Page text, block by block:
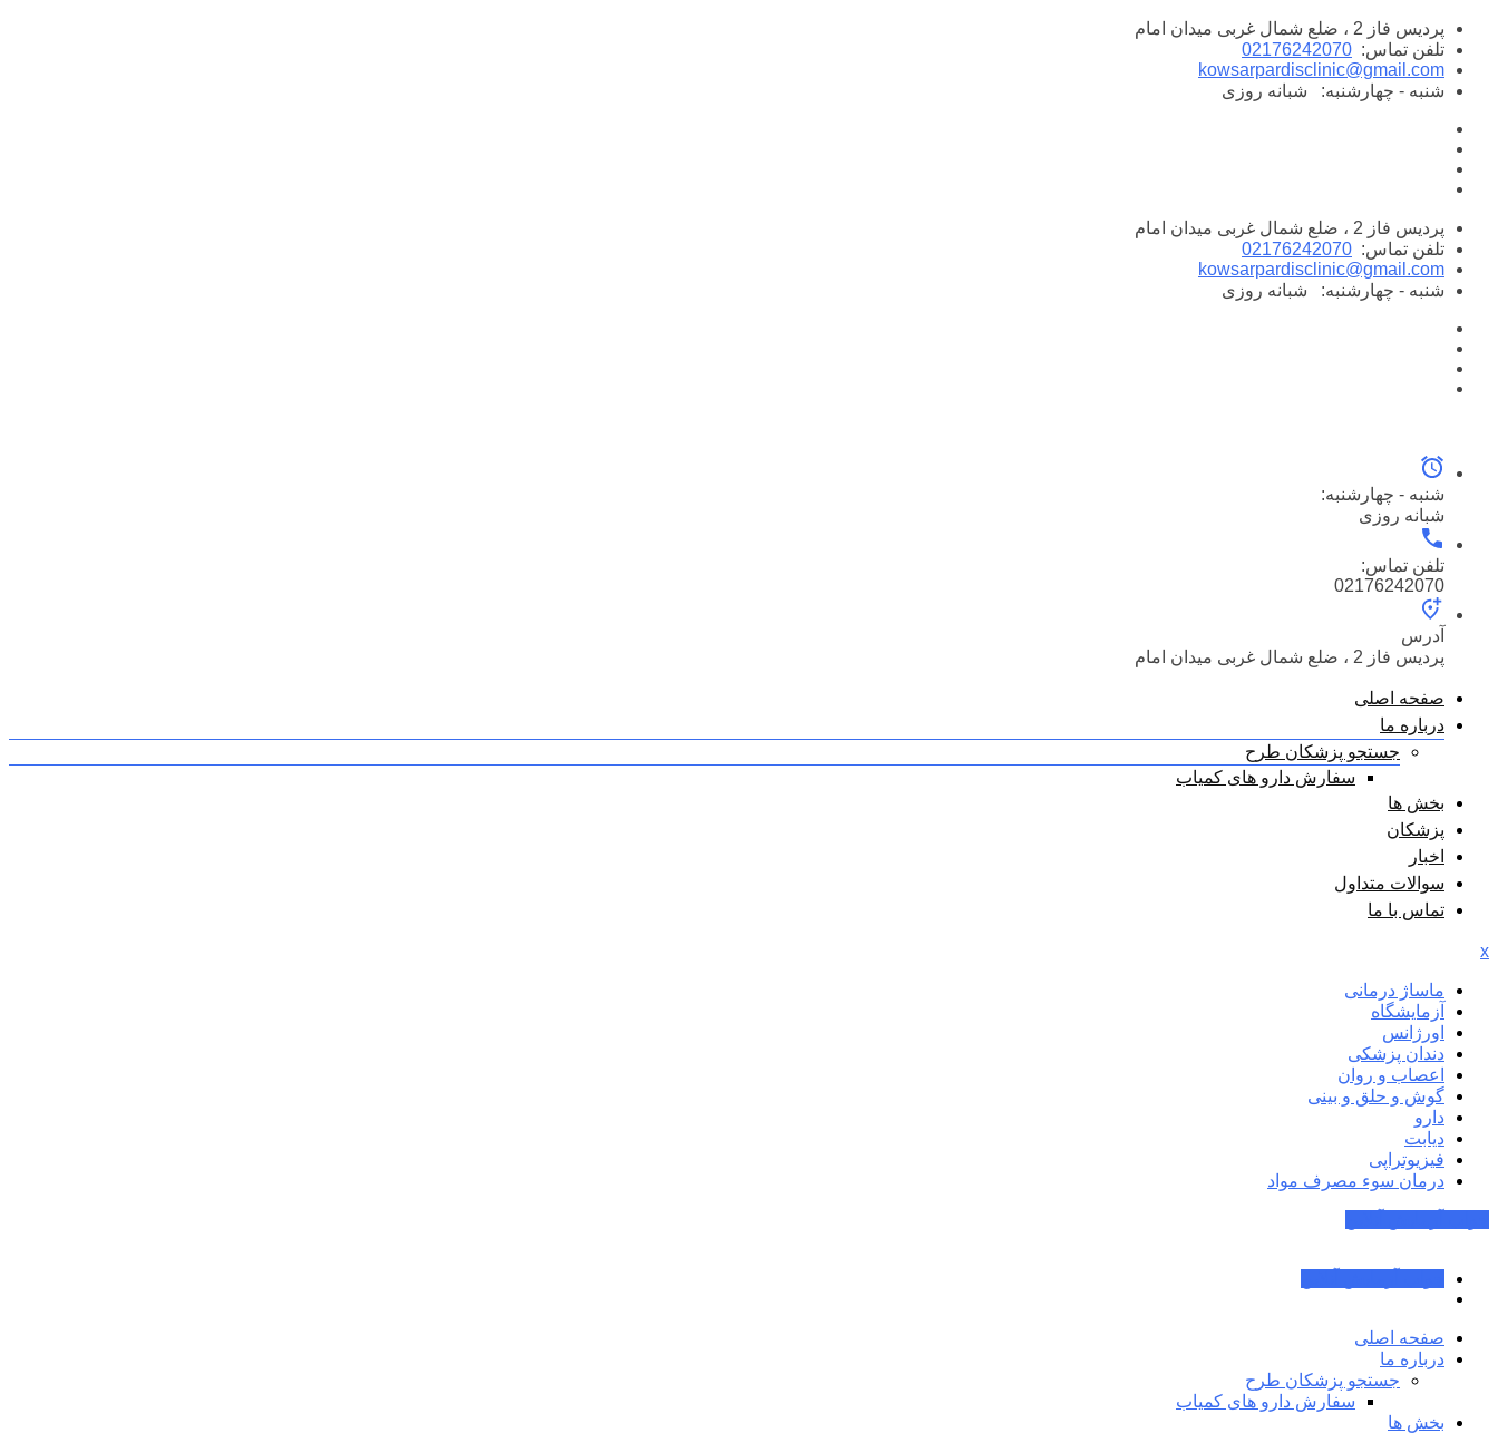
پرش
محتوا
پردیس فاز 2 ، ضلع شمال غربی میدان امام
تلفن تماس: 02176242070
kowsarpardisclinic@gmail.com
شنبه - چهارشنبه:
شبانه روزی
پردیس فاز 2 ، ضلع شمال غربی میدان امام
تلفن تماس: 02176242070
kowsarpardisclinic@gmail.com
شنبه - چهارشنبه:
شبانه روزی
شنبه - چهارشنبه:
شبانه روزی
تلفن تماس:
02176242070
آدرس
پردیس فاز 2 ، ضلع شمال غربی میدان امام
صفحه اصلی
درباره ما
جستجو پزشکان طرح
سفارش دارو های کمیاب
بخش ها
پزشکان
اخبار
سوالات متداول
تماس با ما
x
ماساژ درمانی
آزمایشگاه
اورژانس
دندان پزشکی
اعصاب و روان
گوش و حلق و بینی
دارو
دیابت
فیزیوتراپی
درمان سوء مصرف مواد
صفحه اصلی
درباره ما
جستجو پزشکان طرح
سفارش دارو های کمیاب
بخش ها